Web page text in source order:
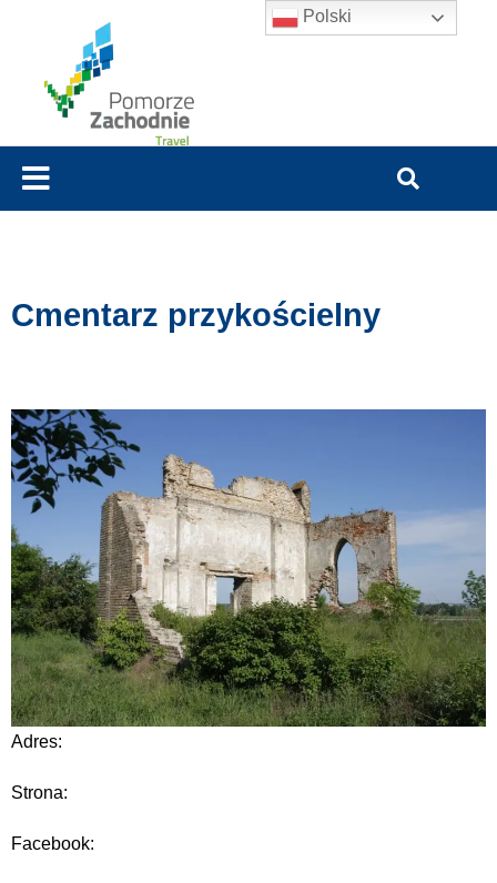
Cmentarz przykościelny
Adres:
Strona:
Facebook:
Polski